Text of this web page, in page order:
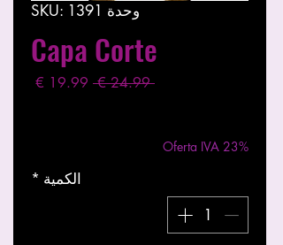
وحدة SKU: 1391
Capa Corte
‏24.99 €
سعر
سعر
Oferta IVA 23%
الكمية *